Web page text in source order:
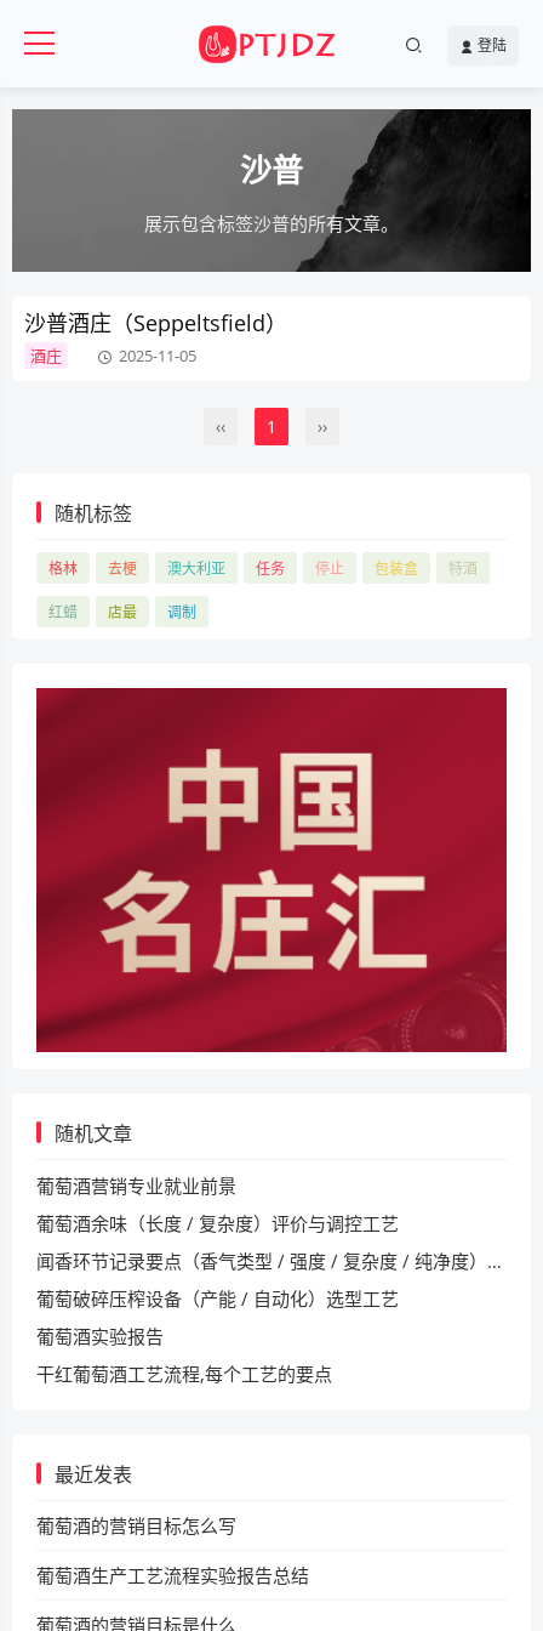
登陆
沙普
展示包含标签沙普的所有文章。
沙普酒庄（Seppeltsfield）
酒庄 2025-11-05
‹‹ 1 ››
随机标签
格林 去梗 澳大利亚 任务 停止 包装盒 特酒
红蜡 店最 调制
随机文章
葡萄酒营销专业就业前景
葡萄酒余味（长度 / 复杂度）评价与调控工艺
闻香环节记录要点（香气类型 / 强度 / 复杂度 / 纯净度）常识
葡萄破碎压榨设备（产能 / 自动化）选型工艺
葡萄酒实验报告
干红葡萄酒工艺流程,每个工艺的要点
最近发表
葡萄酒的营销目标怎么写
葡萄酒生产工艺流程实验报告总结
葡萄酒的营销目标是什么